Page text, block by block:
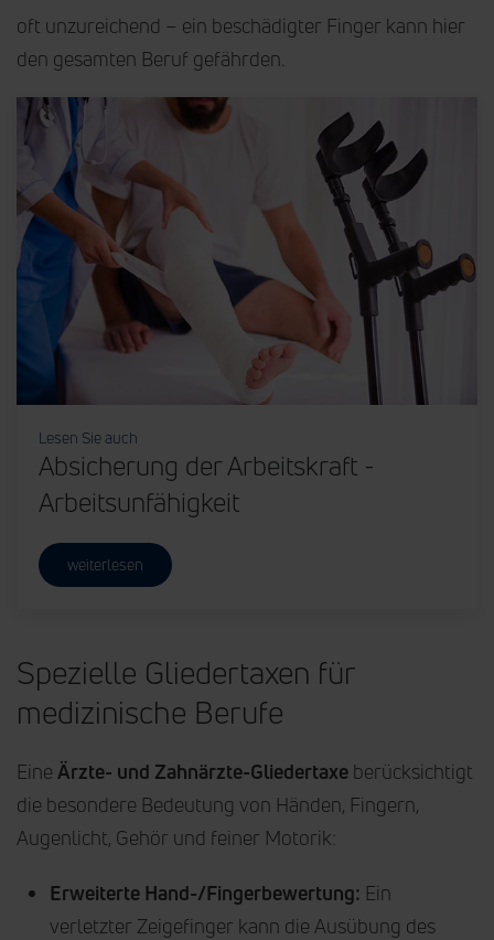
oft unzureichend – ein beschädigter Finger kann hier
den gesamten Beruf gefährden.
Lesen Sie auch
Absicherung der Arbeitskraft -
Arbeitsunfähigkeit
weiterlesen
Spezielle Gliedertaxen für
medizinische Berufe
Eine Ärzte- und Zahnärzte-Gliedertaxe berücksichtigt
die besondere Bedeutung von Händen, Fingern,
Augenlicht, Gehör und feiner Motorik:
Erweiterte Hand-/Fingerbewertung: Ein
verletzter Zeigefinger kann die Ausübung des